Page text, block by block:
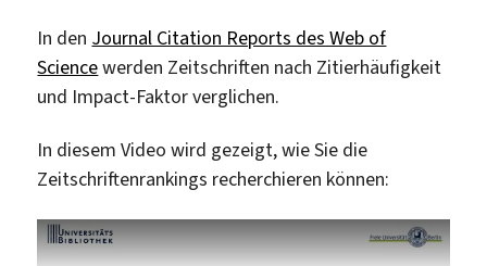
In den Journal Citation Reports des Web of
Sciencewerden Zeitschriften nach Zitierhäufigkeit
und Impact-Faktor verglichen.
In diesem Video wird gezeigt, wie Sie die
Zeitschriftenrankings recherchieren können: